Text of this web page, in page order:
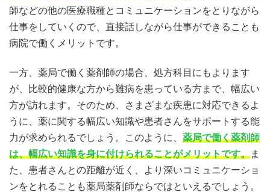
師などの他の医療職種とコミュニケーションをとりながら
仕事をしていくので、直接話しながら仕事ができることも
病院で働くメリットです。
一方、薬局で働く薬剤師の場合、処方科目にもよります
が、比較的健康な方から難病を患っている方まで、幅広い
方が訪れます。そのため、さまざまな疾患に対応できるよ
うに、薬に関する幅広い知識や患者さんをサポートする能
力が求められるでしょう。このように、 薬局で働く薬剤師
は、幅広い知識を身に付けられることがメリットです。ま
た、患者さんとの距離が近く、より深いコミュニケーショ
ンをとれることも薬局薬剤師ならではといえるでしょう。